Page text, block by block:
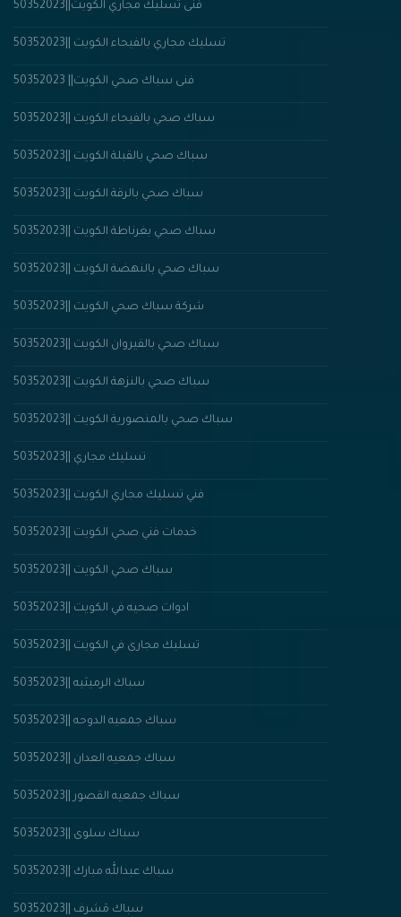
فنى تسليك مجاري الكويت||50352023
تسليك مجاري بالفيحاء الكويت ||50352023
50352023 ||فنى سباك صحي الكويت
سباك صحي بالفيحاء الكويت ||50352023
سباك صحي بالقبلة الكويت ||50352023
سباك صحي بالرقة الكويت ||50352023
سباك صحي بغرناطة الكويت ||50352023
سباك صحي بالنهضة الكويت ||50352023
شركة سباك صحي الكويت ||50352023
سباك صحي بالقيروان الكويت ||50352023
سباك صحي بالنزهة الكويت ||50352023
سباك صحي بالمنصورية الكويت ||50352023
تسليك مجاري ||50352023
فني تسليك مجاري الكويت ||50352023
خدمات فني صحي الكويت ||50352023
سباك صحي الكويت ||50352023
ادوات صحيه في الكويت ||50352023
تسليك مجارى في الكويت ||50352023
سباك الرميثيه ||50352023
سباك جمعيه الدوحه ||50352023
سباك جمعيه العدان ||50352023
سباك جمعيه القصور ||50352023
سباك سلوى ||50352023
سباك عبدالله مبارك ||50352023
سباك مَشرف ||50352023